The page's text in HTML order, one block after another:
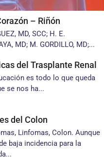
– Riñón
MD, SCC; H. E.
MD; M. GORDILLO, MD;...
del Trasplante Renal
es todo lo que queda
se nos ha...
del Colon
Linfomas, Colon. Aunque
baja incidencia para la